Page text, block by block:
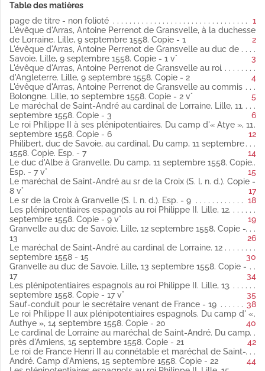
Copie.
Fol. 3 Le maréchal de Saint-André au cardinal de Lorraine. Lille,
11 septembre 1558 latin
Copie (Publié par Weiss).
Fol. 6 Le roi Philippe II à ses plénipotentiaires. Du camp d'«
Atye », 11 septembre 1558 latin
Copie (Publié par Weiss).
Fol. 7 Philibert, duc de Savoie, au cardinal. Du camp, 11
septembre 1558 espagnol
Copie
(Publié par Weiss).
Fol. 7 vo Le duc d'Albe à Granvelle. Du camp, 11 septembre
1558 espagnol
Copie
(Publié par Weiss).
Fol. 8 vo Le maréchal de Saint-André au sr de la Croix (S. l. n.
d.) latin
Copie (Publié par Weiss).
Fol. 9 Le sr de la Croix à Granvelle (S. l. n. d.) espagnol
(Publié par Weiss).
Fol. 9 vo et 10 vo Les plénipotentiaires espagnols au roi
Philippe II. Lille, 12 septembre 1558 latin
Copie (Publié par Weiss).
Fol. 13 vo Granvelle au duc de Savoie. Lille, 12 septembre 1558
latin
Copie (Publié par Weiss).
Fol. 15 Le maréchal de Saint-André au cardinal de Lorraine. 12
septembre 1558 latin
Fol. 17 Granvelle au duc de Savoie. Lille, 13 septembre 1558
latin
Copie (Publié par Weiss).
Fol. 17 vo Les plénipotentiaires espagnols au roi Philippe II.
Lille, 13 septembre 1558 latin
Copie (Publié par Weiss).
Fol. 19 Sauf-conduit pour le secrétaire venant de France latin
Fol. 20 Le roi Philippe II aux plénipotentiaires espagnols. Du
camp d' « Authye », 14 septembre 1558 latin
Copie (Publié par Weiss).
Fol. 21 Le cardinal de Lorraine au maréchal de Saint-André. Du
Table des matières
page de titre - non folioté
1
L'évêque d'Arras, Antoine Perrenot de Gransvelle, à la duchesse
de Lorraine. Lille, 9 septembre 1558. Copie - 1
2
L'évêque d'Arras, Antoine Perrenot de Gransvelle au duc de
Savoie. Lille, 9 septembre 1558. Copie - 1 v°
3
L'évêque d'Arras, Antoine Perrenot de Gransvelle au roi
d'Angleterre. Lille, 9 septembre 1558. Copie - 2
4
L'évêque d'Arras, Antoine Perrenot de Gransvelle au commis
Bolongne. Lille, 10 septembre 1558. Copie - 2 v°
5
Le maréchal de Saint-André au cardinal de Lorraine. Lille, 11
septembre 1558. Copie - 3
6
Le roi Philippe II à ses plénipotentiaires. Du camp d'« Atye », 11
septembre 1558. Copie - 6
12
Philibert, duc de Savoie, au cardinal. Du camp, 11 septembre
1558. Copie. Esp. - 7
14
Le duc d'Albe à Granvelle. Du camp, 11 septembre 1558. Copie.
Esp. - 7 v°
15
Le maréchal de Saint-André au sr de la Croix (S. l. n. d.). Copie -
8 v°
17
Le sr de la Croix à Granvelle (S. l. n. d.). Esp. - 9
18
Les plénipotentiaires espagnols au roi Philippe II. Lille, 12
septembre 1558. Copie - 9 v°
19
Granvelle au duc de Savoie. Lille, 12 septembre 1558. Copie -
13
26
Le maréchal de Saint-André au cardinal de Lorraine. 12
septembre 1558 - 15
30
Granvelle au duc de Savoie. Lille, 13 septembre 1558. Copie -
17
34
Les plénipotentiaires espagnols au roi Philippe II. Lille, 13
septembre 1558. Copie - 17 v°
35
Sauf-conduit pour le secrétaire venant de France - 19
38
Le roi Philippe II aux plénipotentiaires espagnols. Du camp d' «
Authye », 14 septembre 1558. Copie - 20
40
Le cardinal de Lorraine au maréchal de Saint-André. Du camp
près d'Amiens, 15 septembre 1558. Copie - 21
42
Le roi de France Henri II au connétable et maréchal de Saint-
André. Camp d'Amiens, 15 septembre 1558. Copie - 22
44